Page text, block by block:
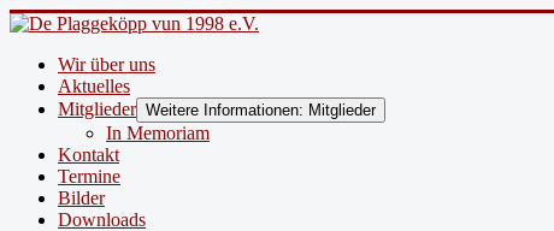
Wir über uns
Aktuelles
Mitglieder Weitere Informationen: Mitglieder
In Memoriam
Kontakt
Termine
Bilder
Downloads